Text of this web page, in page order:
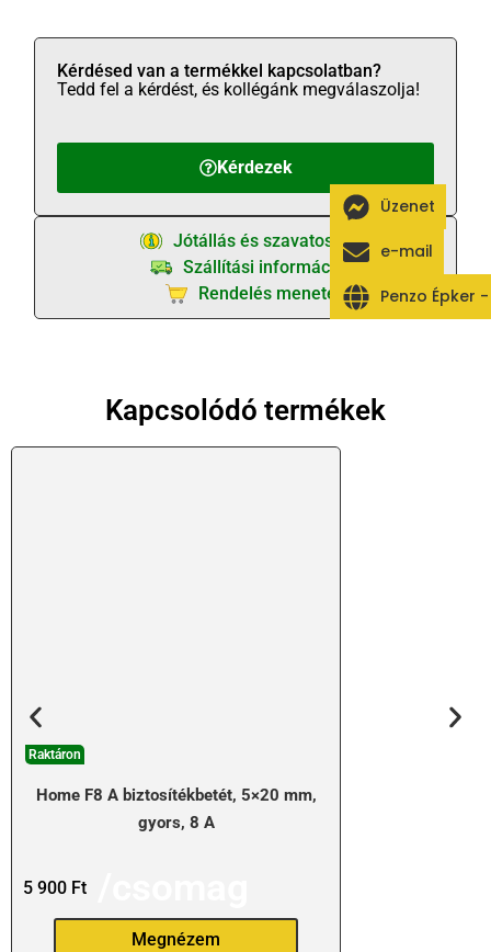
Kérdezek
Kérdésed van a termékkel kapcsolatban?
Tedd fel a kérdést, és kollégánk megválaszolja!
Jótállás és szavatosság
Szállítási információk
Rendelés menete
Kapcsolódó termékek
Raktáron
Home F8 A biztosítékbetét, 5×20 mm,
gyors, 8 A
5 900 Ft
Megnézem
Üzenet
e-mail
Penzo Épker